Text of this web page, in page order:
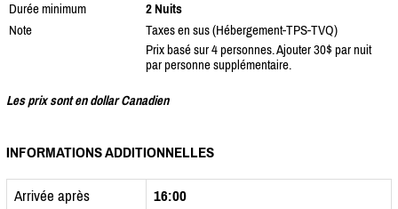
Durée minimum
2 Nuits
Note
Taxes en sus (Hébergement-TPS-TVQ)
Prix basé sur 4 personnes. Ajouter 30$ par nuit
par personne supplémentaire.
Les prix sont en dollar Canadien
INFORMATIONS ADDITIONNELLES
Arrivée après
16:00